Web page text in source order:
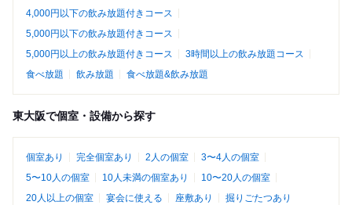
4,000円以下の飲み放題付きコース
5,000円以下の飲み放題付きコース
5,000円以上の飲み放題付きコース
3時間以上の飲み放題コース
食べ放題
飲み放題 食べ放題&飲み放題
東大阪で個室・設備から探す
個室あり 完全個室あり 2人の個室
3〜4人の個室
5〜10人の個室
10人未満の個室あり
10〜20人の個室
20人以上の個室
宴会に使える 座敷あり 掘りごたつあり